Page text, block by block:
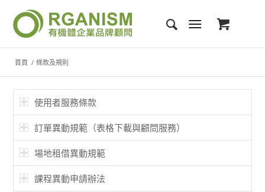
首頁 / 條款及規則
使用者服務條款
訂單異動規範（表格下載與顧問服務）
場地租借異動規範
課程異動申請辦法